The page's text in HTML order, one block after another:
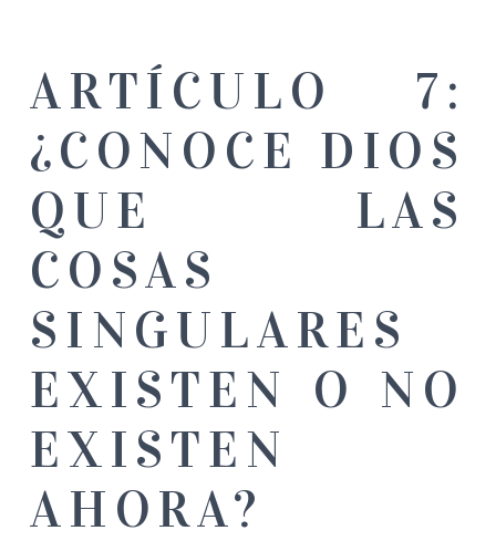
ARTÍCULO 7:
¿CONOCE DIOS
QUE LAS
COSAS
SINGULARES
EXISTEN O NO
EXISTEN
AHORA?